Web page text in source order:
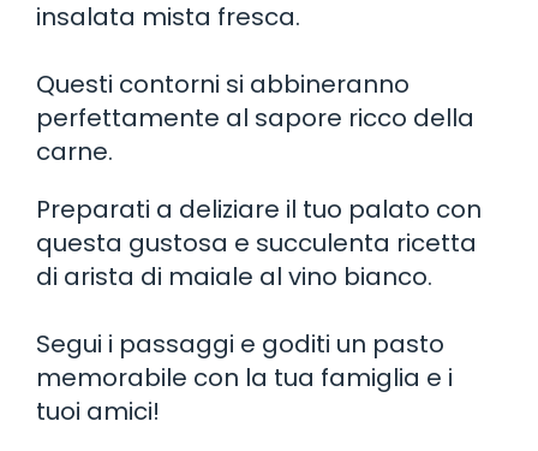
insalata mista fresca.
Questi contorni si abbineranno
perfettamente al sapore ricco della
carne.
Preparati a deliziare il tuo palato con
questa gustosa e succulenta ricetta
di arista di maiale al vino bianco.
Segui i passaggi e goditi un pasto
memorabile con la tua famiglia e i
tuoi amici!